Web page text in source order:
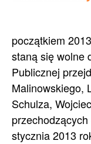
początkiem
staną się wolne
Publicznej
Malinowskiego,
Schulza,
stycznia 2013